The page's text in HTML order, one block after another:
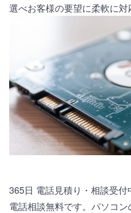
選べお客様の要望に柔軟に対
365日 電話見積り・相談受付
電話相談無料です。パソコ